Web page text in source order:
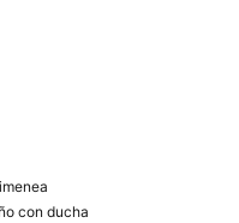
con ducha